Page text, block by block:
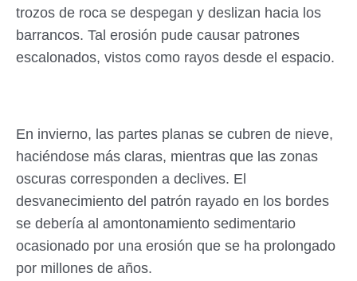
trozos de roca se despegan y deslizan hacia los
barrancos. Tal erosión pude causar patrones
escalonados, vistos como rayos desde el espacio.
En invierno, las partes planas se cubren de nieve,
haciéndose más claras, mientras que las zonas
oscuras corresponden a declives. El
desvanecimiento del patrón rayado en los bordes
se debería al amontonamiento sedimentario
ocasionado por una erosión que se ha prolongado
por millones de años.